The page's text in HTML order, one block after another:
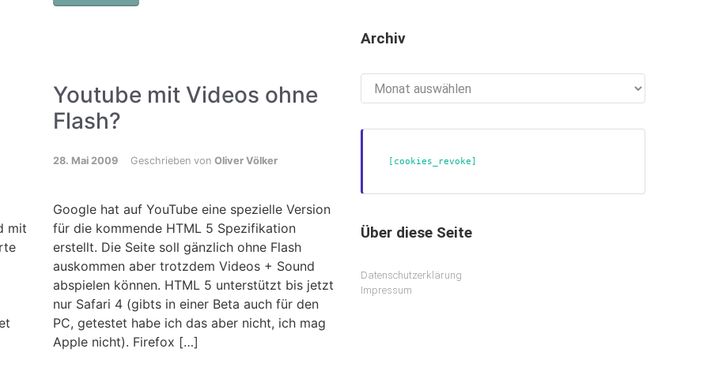
mit
Youtube mit Videos ohne
Flash?
28. Mai 2009 Geschrieben von Oliver Völker
Google hat auf YouTube eine spezielle Version
für die kommende HTML 5 Spezifikation
erstellt. Die Seite soll gänzlich ohne Flash
auskommen aber trotzdem Videos + Sound
abspielen können. HTML 5 unterstützt bis jetzt
nur Safari 4 (gibts in einer Beta auch für den
PC, getestet habe ich das aber nicht, ich mag
Apple nicht). Firefox […]
Archiv
[cookies_revoke]
Über diese Seite
Datenschutzerklärung
Impressum